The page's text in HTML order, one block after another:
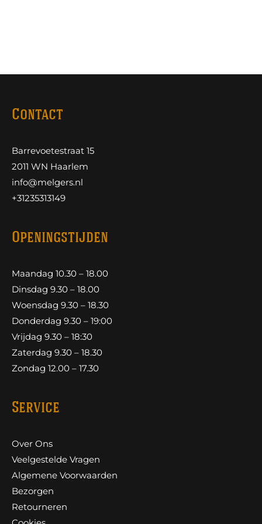
Contact
Barrevoetestraat 15
2011 WN Haarlem
info@melgers.nl
+31235313149
Openingstijden
Maandag 10.30 – 18.00
Dinsdag 9.30 – 18.00
Woensdag 9.30 – 18.30
Donderdag 9.30 – 19:00
Vrijdag 9.30 – 18:30
Zaterdag 9.30 – 18.30
Zondag 12.00 – 17.30
Service
Over Ons
Veelgestelde Vragen
Algemene Voorwaarden
Bezorgen
Retourneren